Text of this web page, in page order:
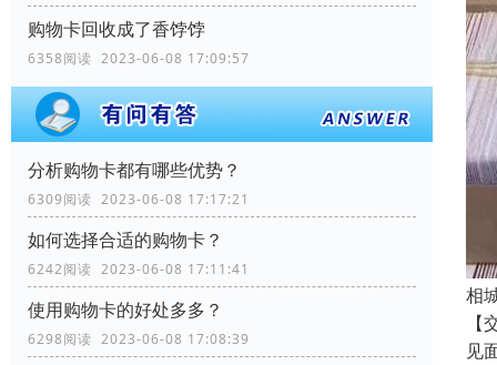
购物卡回收成了香饽饽
6358阅读 2023-06-08 17:09:57
分析购物卡都有哪些优势？
6309阅读 2023-06-08 17:17:21
如何选择合适的购物卡？
6242阅读 2023-06-08 17:11:41
使用购物卡的好处多多？
6298阅读 2023-06-08 17:08:39
相
见